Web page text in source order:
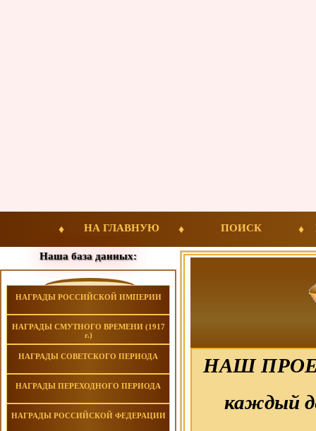
НА ГЛАВНУЮ ПОИСК
Наша база данных:
НАГРАДЫ РОССИЙСКОЙ ИМПЕРИИ
НАГРАДЫ СМУТНОГО ВРЕМЕНИ (1917
г.)
НАГРАДЫ СОВЕТСКОГО ПЕРИОДА
НАГРАДЫ ПЕРЕХОДНОГО ПЕРИОДА
НАГРАДЫ РОССИЙСКОЙ ФЕДЕРАЦИИ
НАШ
каждый